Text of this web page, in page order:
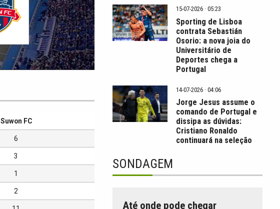
Suwon FC
6
3
1
2
15-07-2026 · 05:23
Sporting de Lisboa
contrata Sebastián
Osorio: a nova joia do
Universitário de
Deportes chega a
Portugal
14-07-2026 · 04:06
Jorge Jesus assume o
comando de Portugal e
dissipa as dúvidas:
Cristiano Ronaldo
continuará na seleção
SONDAGEM
Até onde pode chegar